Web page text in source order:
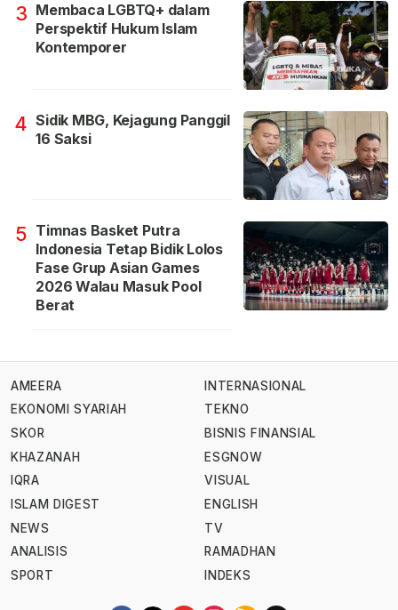
3 Membaca LGBTQ+ dalam
Perspektif Hukum Islam
Kontemporer
4 Sidik MBG, Kejagung Panggil
16 Saksi
5 Timnas Basket Putra
Indonesia Tetap Bidik Lolos
Fase Grup Asian Games
2026 Walau Masuk Pool
Berat
AMEERA
EKONOMI SYARIAH
SKOR
KHAZANAH
IQRA
ISLAM DIGEST
NEWS
ANALISIS
SPORT
INTERNASIONAL
TEKNO
BISNIS FINANSIAL
ESGNOW
VISUAL
ENGLISH
TV
RAMADHAN
INDEKS